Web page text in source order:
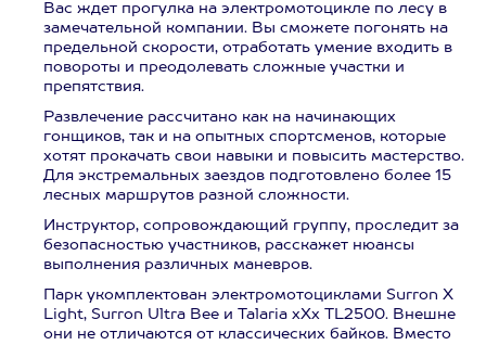
Вас ждет прогулка на электромотоцикле по лесу в
замечательной компании. Вы сможете погонять на
предельной скорости, отработать умение входить в
повороты и преодолевать сложные участки и
препятствия.
Развлечение рассчитано как на начинающих
гонщиков, так и на опытных спортсменов, которые
хотят прокачать свои навыки и повысить мастерство.
Для экстремальных заездов подготовлено более 15
лесных маршрутов разной сложности.
Инструктор, сопровождающий группу, проследит за
безопасностью участников, расскажет нюансы
выполнения различных маневров.
Парк укомплектован электромотоциклами Surron X
Light, Surron Ultra Bee и Talaria xXx TL2500. Внешне
они не отличаются от классических байков. Вместо